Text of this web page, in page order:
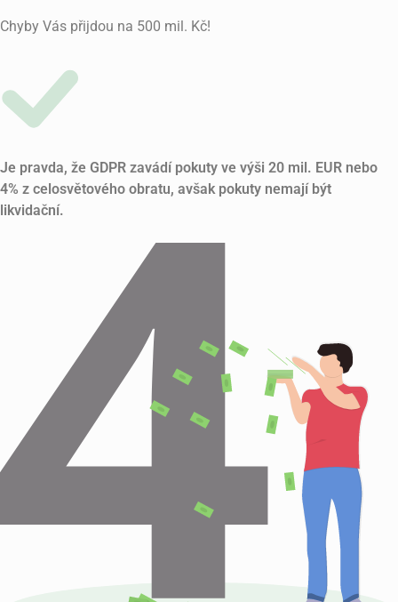
Chyby Vás přijdou na 500 mil. Kč!
Je pravda, že GDPR zavádí pokuty ve výši 20 mil. EUR nebo
4% z celosvětového obratu, avšak pokuty nemají být
likvidační.